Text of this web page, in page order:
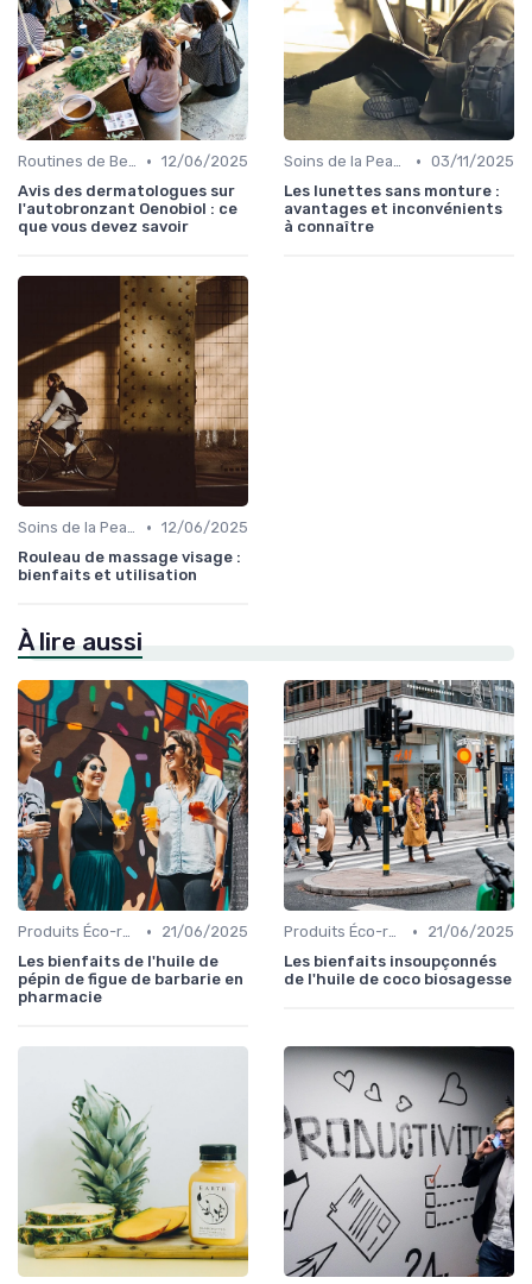
Routines de Beauté et Soins • 12/06/2025
Avis des dermatologues sur
l'autobronzant Oenobiol : ce
que vous devez savoir
Soins de la Peau Naturels • 03/11/2025
Les lunettes sans monture :
avantages et inconvénients
à connaître
Soins de la Peau Naturels • 12/06/2025
Rouleau de massage visage :
bienfaits et utilisation
À lire aussi
Produits Éco-responsables •
21/06/2025
Les bienfaits de l'huile de
pépin de figue de barbarie en
pharmacie
Produits Éco-responsables •
21/06/2025
Les bienfaits insoupçonnés
de l'huile de coco biosagesse